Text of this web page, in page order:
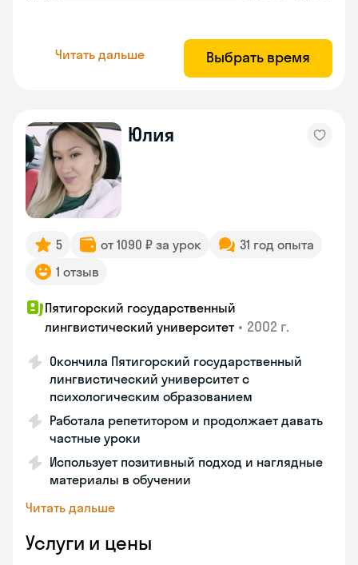
Читать дальше Выбрать время
Юлия
5 от 1090 ₽ за урок
31 год опыта
1 отзыв
Пятигорский государственный
лингвистический университет • 2002 г.
Окончила Пятигорский государственный
лингвистический университет с
психологическим образованием
Работала репетитором и продолжает давать
частные уроки
Использует позитивный подход и наглядные
материалы в обучении
Читать дальше
Услуги и цены